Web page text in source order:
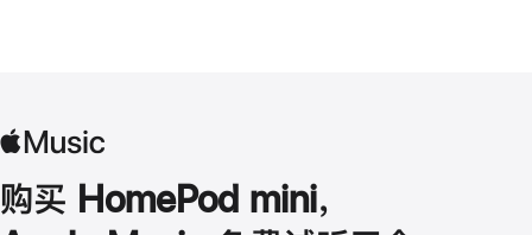
购买 HomePod mini，